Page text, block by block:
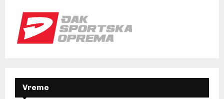
r
Vreme